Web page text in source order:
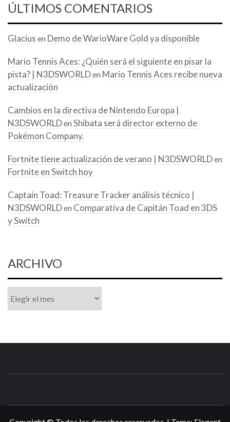
ÚLTIMOS COMENTARIOS
Glacius en Demo de WarioWare Gold ya disponible
Mario Tennis Aces: ¿Quién será el siguiente en pisar la
pista? | N3DSWORLDen Mario Tennis Aces recibe nueva
actualización
Cambios en la directiva de Nintendo Europa |
N3DSWORLDen Shibata será director externo de
Pokémon Company.
Fortnite tiene actualización de verano | N3DSWORLDen
Fortnite en Switch hoy
Captain Toad: Treasure Tracker análisis técnico |
N3DSWORLDen Comparativa de Capitán Toad en 3DS
y Switch
ARCHIVO